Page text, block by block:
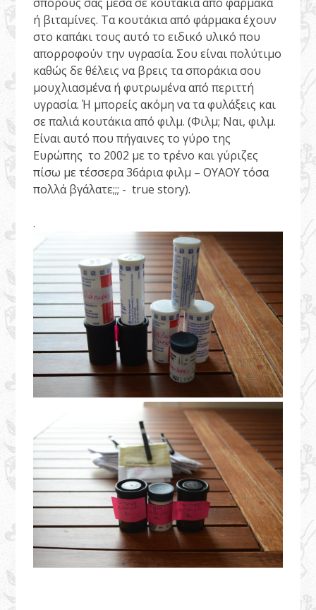
ή βιταμίνες. Τα κουτάκια από φάρμακα έχουν
στο καπάκι τους αυτό το ειδικό υλικό που
απορροφούν την υγρασία. Σου είναι πολύτιμο
καθώς δε θέλεις να βρεις τα σποράκια σου
μουχλιασμένα ή φυτρωμένα από περιττή
υγρασία. Ή μπορείς ακόμη να τα φυλάξεις και
σε παλιά κουτάκια από φιλμ. (Φιλμ; Ναι, φιλμ.
Είναι αυτό που πήγαινες το γύρο της
Ευρώπης το 2002 με το τρένο και γύριζες
πίσω με τέσσερα 36άρια φιλμ – ΟΥΑΟΥ τόσα
πολλά βγάλατε;;; - true story).
.